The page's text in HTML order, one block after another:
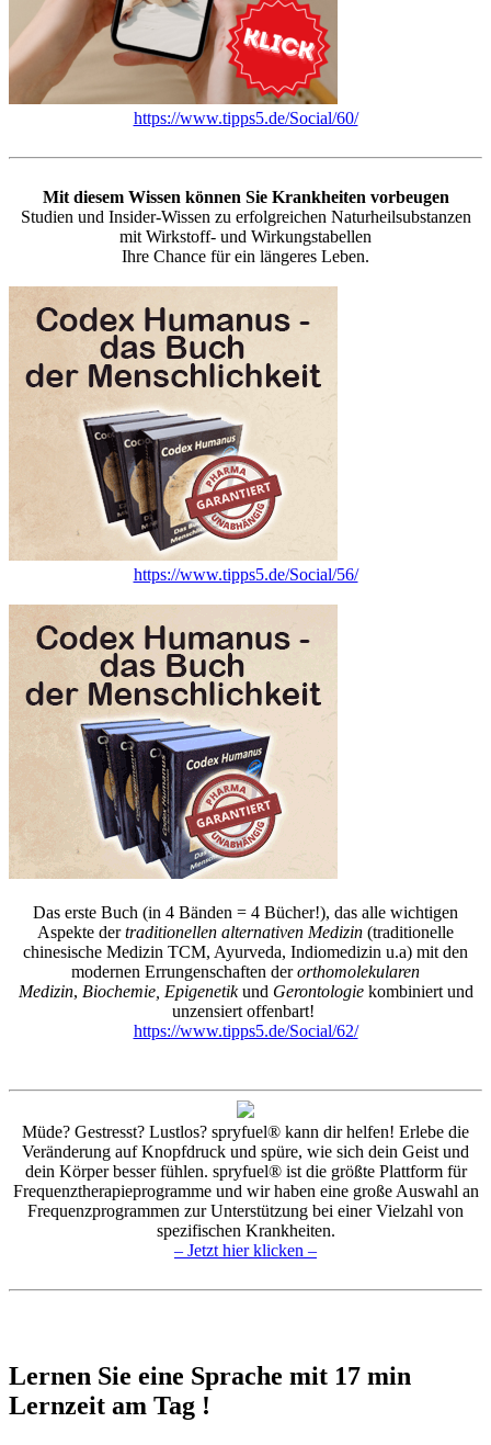
https://www.tipps5.de/Social/60/
Mit diesem Wissen können Sie Krankheiten vorbeugen
Studien und Insider-Wissen zu erfolgreichen Naturheilsubstanzen
mit Wirkstoff- und Wirkungstabellen
Ihre Chance für ein längeres Leben.
https://www.tipps5.de/Social/56/
Das erste Buch (in 4 Bänden = 4 Bücher!), das alle wichtigen
Aspekte dertraditionellen alternativen Medizin (traditionelle
chinesische Medizin TCM, Ayurveda, Indiomedizin u.a) mit den
modernen Errungenschaften derorthomolekularen
Medizin, Biochemie, Epigenetikund Gerontologiekombiniert und
unzensiert offenbart!
https://www.tipps5.de/Social/62/
Müde? Gestresst? Lustlos? spryfuel® kann dir helfen! Erlebe die
Veränderung auf Knopfdruck und spüre, wie sich dein Geist und
dein Körper besser fühlen. spryfuel® ist die größte Plattform für
Frequenztherapieprogramme und wir haben eine große Auswahl an
Frequenzprogrammen zur Unterstützung bei einer Vielzahl von
spezifischen Krankheiten.
– Jetzt hier klicken –
Lernen Sie eine Sprache mit 17 min
Lernzeit am Tag !